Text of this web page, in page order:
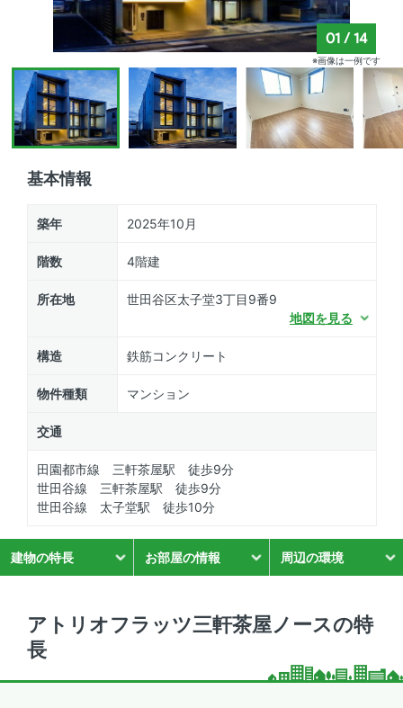
基本情報
築年 2025年10月
階数 4階建
所在地
世田谷区太子堂3丁目9番9
地図を見る
構造 鉄筋コンクリート
物件種類 マンション
交通
田園都市線 三軒茶屋駅 徒歩9分
世田谷線 三軒茶屋駅 徒歩9分
世田谷線 太子堂駅 徒歩10分
建物の特長 お部屋の情報 周辺の環境
01 /14
※画像は一例です
アトリオフラッツ三軒茶屋ノースの特
長